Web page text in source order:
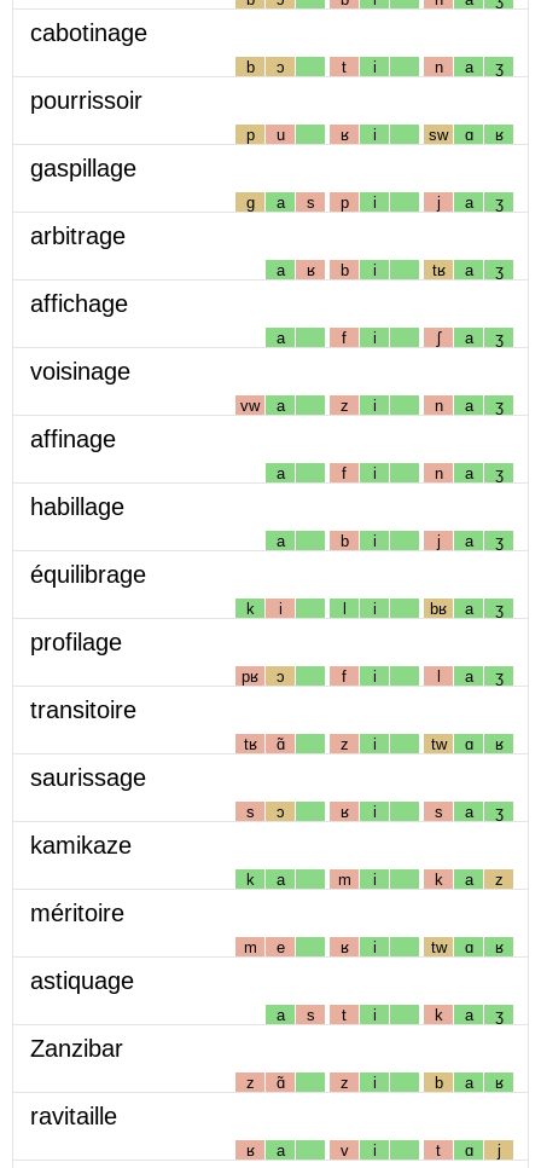
cabotinage
b ɔ t i n a ʒ
pourrissoir
p u ʁ i sw ɑ ʁ
gaspillage
g a s p i j a ʒ
arbitrage
a ʁ b i tʁ a ʒ
affichage
a f i ʃ a ʒ
voisinage
vw a z i n a ʒ
affinage
a f i n a ʒ
habillage
a b i j a ʒ
équilibrage
k i l i bʁ a ʒ
profilage
pʁ ɔ f i l a ʒ
transitoire
tʁ ɑ̃ z i tw ɑ ʁ
saurissage
s ɔ ʁ i s a ʒ
kamikaze
k a m i k a z
méritoire
m e ʁ i tw ɑ ʁ
astiquage
a s t i k a ʒ
Zanzibar
z ɑ̃ z i b a ʁ
ravitaille
ʁ a v i t ɑ j